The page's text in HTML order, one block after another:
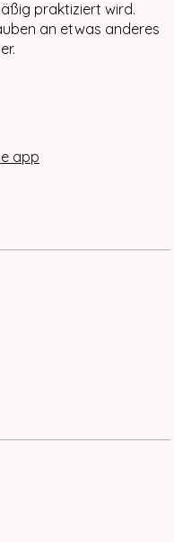
praktiziert wird.
an etwas anderes
app